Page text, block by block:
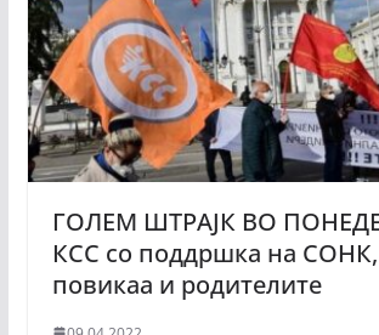
ГОЛЕМ ШТРАЈК ВО
КСС со поддршка на СОНК,
повикаа и родителите